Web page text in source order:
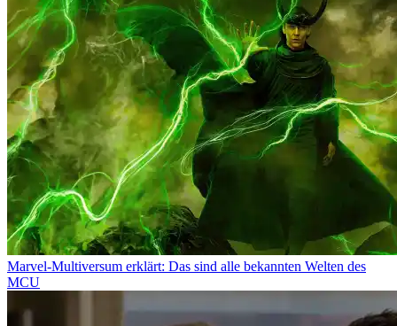
Marvel-Multiversum erklärt: Das sind alle bekannten Welten des
MCU